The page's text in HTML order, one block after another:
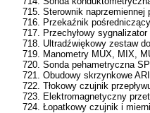
715. Sterownik naprzemiennej
716. Przekaźnik
717. Przechyłowy
718. Ultradźwiękowy zestaw
719. Manometry MUX, MIX,
720. Sonda pehametryczna
721. Obudowy skrzynkowe
722. Tłokowy czujnik
723. Elektromagnetyczny
724. Łopatkowy czujnik i